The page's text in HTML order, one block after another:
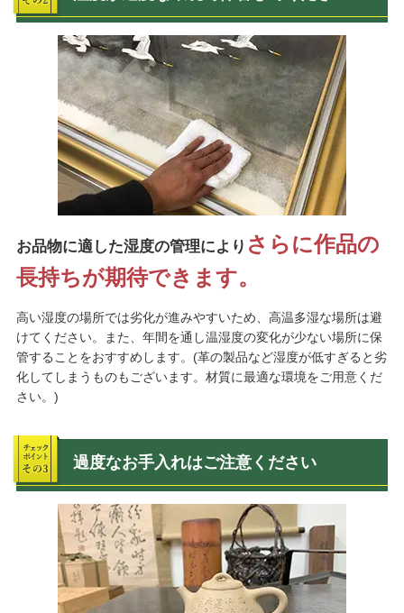
お品物に適した湿度の管理により さらに作品の
長持ちが期待できます。
高い湿度の場所では劣化が進みやすいため、高温多湿な場所は避
けてください。また、年間を通し温湿度の変化が少ない場所に保
管することをおすすめします。(革の製品など湿度が低すぎると劣
化してしまうものもございます。材質に最適な環境をご用意くだ
さい。)
過度なお手入れはご注意ください